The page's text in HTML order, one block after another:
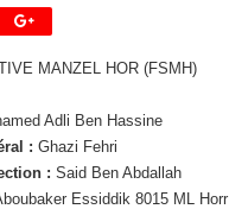
MANZEL HOR (FSMH)
Adli Ben Hassine
: Ghazi Fehri
: Said Ben Abdallah
Essiddik 8015 ML Horr